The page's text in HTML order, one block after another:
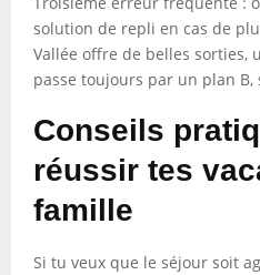
solution de repli en cas de
Vallée offre de belles sorties,
passe toujours par un plan
Conseils
réussir tes
famille
Si tu veux que le séjour soit